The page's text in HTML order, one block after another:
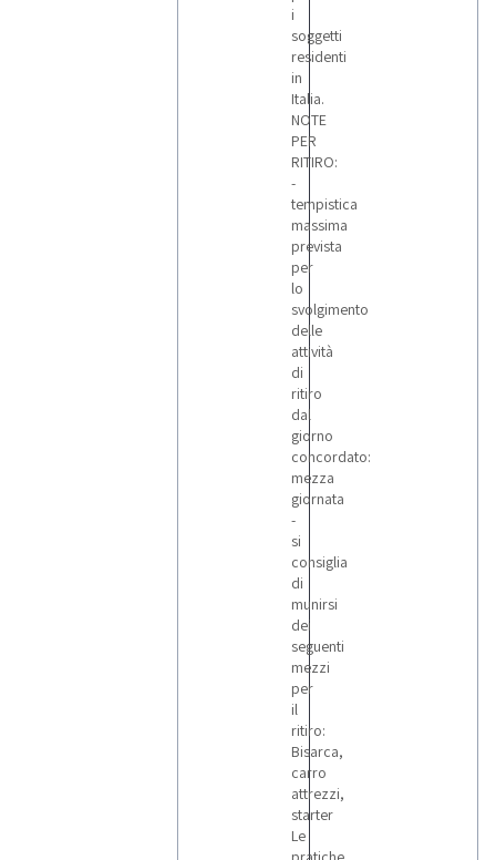
i
soggetti
residenti
in
Italia.
NOTE
PER
RITIRO:
-
tempistica
massima
prevista
per
lo
svolgimento
delle
attività
di
ritiro
dal
giorno
concordato:
mezza
giornata
-
si
consiglia
di
munirsi
dei
seguenti
mezzi
per
il
ritiro:
Bisarca,
carro
attrezzi,
starter
Le